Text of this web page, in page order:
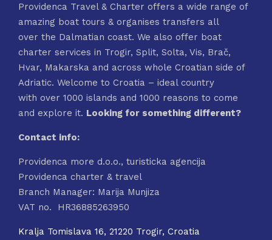
Providenca Travel & Charter offers a wide range of
amazing boat tours & organises transfers all
over the Dalmatian coast. We also offer boat
charter services in Trogir, Split, Solta, Vis, Brač,
Hvar, Makarska and across whole Croatian side of
Adriatic. Welcome to Croatia – ideal country
with over 1000 islands and 1000 reasons to come
and explore it. Looking for something different?
Contact info:
Providenca more d.o.o., turisticka agencija
Providenca charter & travel
Branch Manager: Marija Munjiza
VAT no. HR36885263950
Kralja Tomislava 16, 21220 Trogir, Croatia